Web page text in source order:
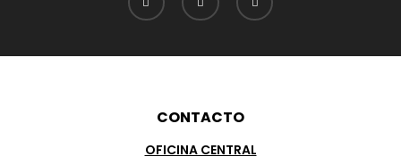
CONTACTO
OFICINA CENTRAL